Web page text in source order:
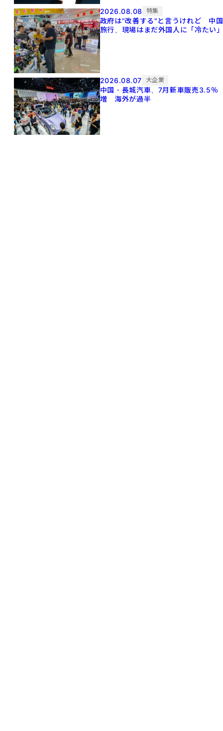
2026.08.08 特集
政府は"改善する"と言うけれど 中国
旅行、現場はまだ外国人に「冷たい
2026.08.07 大企業
中国・長城汽車、7月新車販売3.5％
増 海外が過半